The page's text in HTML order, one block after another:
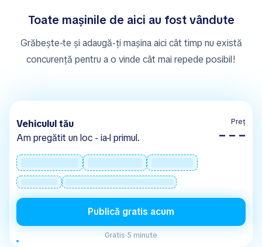
Toate mașinile de aici au fost vândute
Grăbește-te și adaugă-ți mașina aici cât timp nu există
concurență pentru a o vinde cât mai repede posibil!
Vehiculul tău
Am pregătit un loc - ia-l primul.
Preț
– – –
Publică gratis acum
Gratis·5 minute